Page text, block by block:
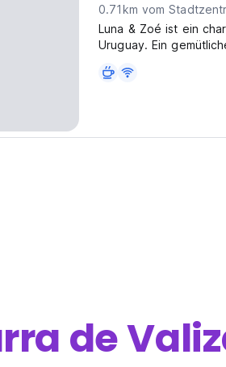
0.71km vom
Luna & Zoé ist ein
Uruguay. Ein
de